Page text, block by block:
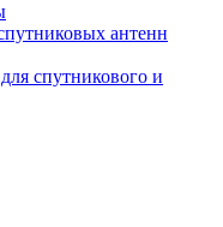
антенн
спутникового и